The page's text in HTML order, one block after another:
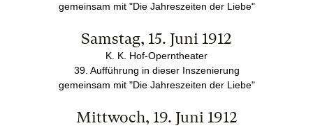
gemeinsam mit "Die Jahreszeiten der Liebe"
Samstag, 15. Juni 1912
K. K. Hof-Operntheater
39. Aufführung in dieser Inszenierung
gemeinsam mit "Die Jahreszeiten der Liebe"
Mittwoch, 19. Juni 1912